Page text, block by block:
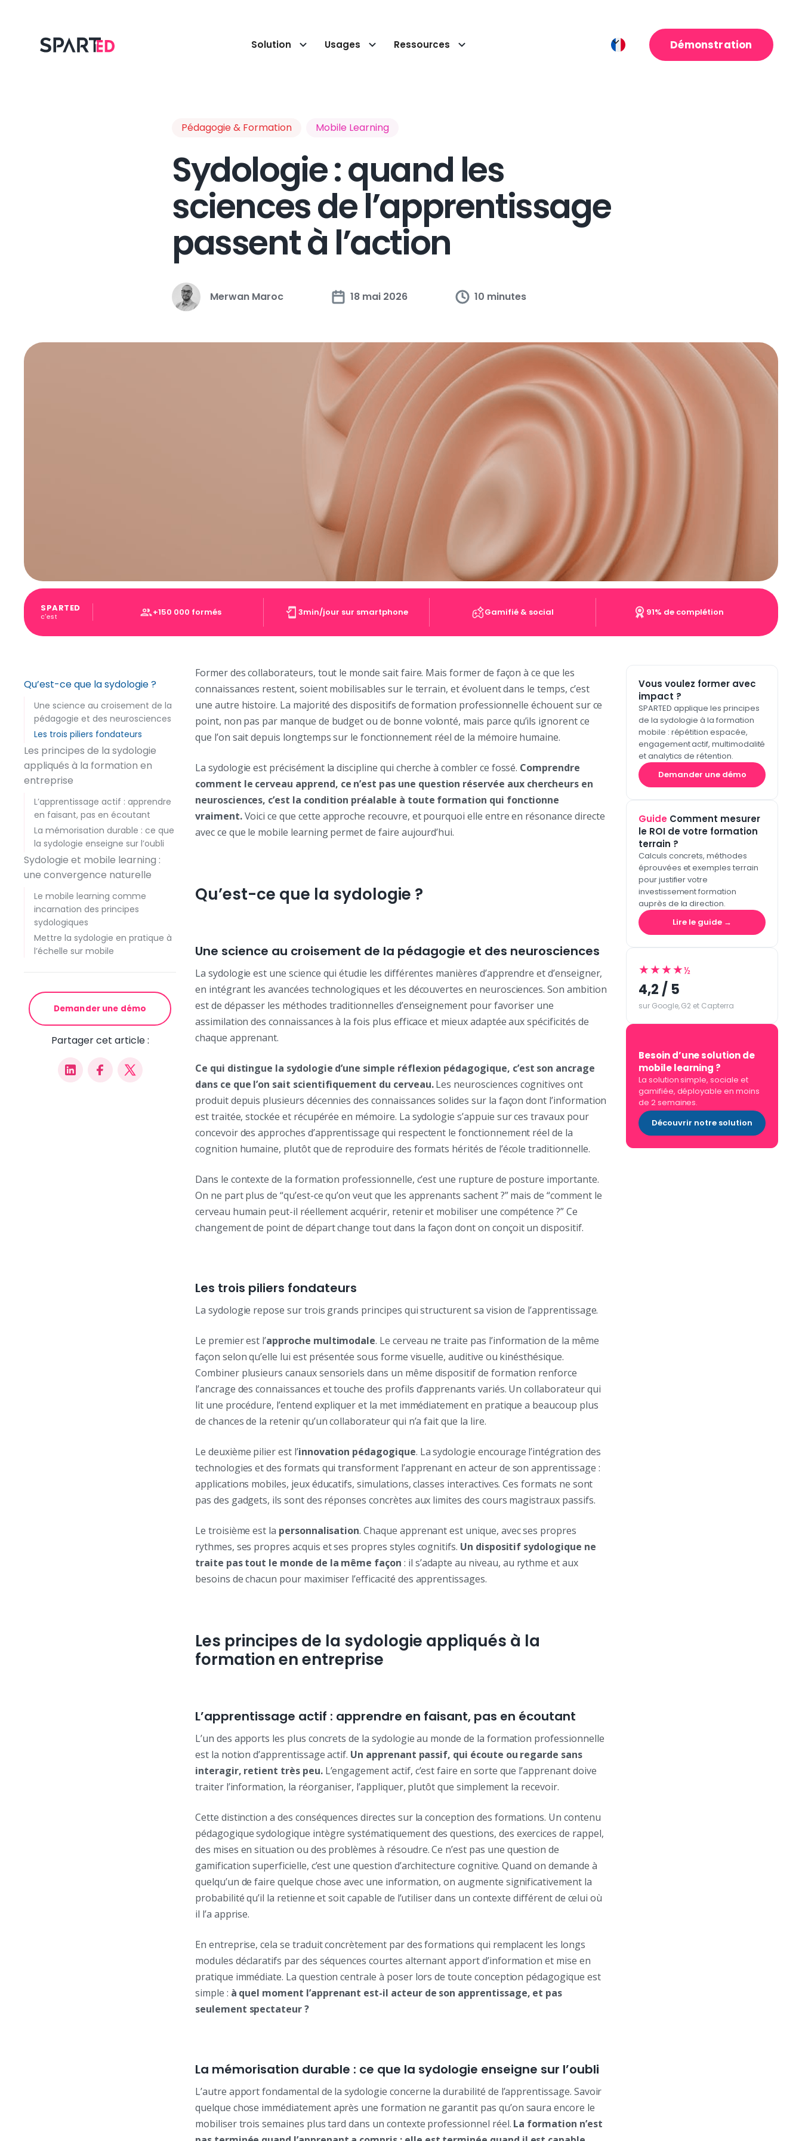
Solution Usages Ressources Démonstration
Pédagogie & Formation Mobile Learning
Sydologie : quand les
sciences de l’apprentissage
passent à l’action
Merwan Maroc 18 mai 2026 10 minutes
SPARTED
c'est +150 000 formés 3min/jour sur smartphone Gamifié & social 91% de complétion
Qu’est-ce que la sydologie ?
Une science au croisement de la
pédagogie et des neurosciences
Les trois piliers fondateurs
Les principes de la sydologie
appliqués à la formation en
entreprise
L’apprentissage actif : apprendre
en faisant, pas en écoutant
La mémorisation durable : ce que
la sydologie enseigne sur l’oubli
Sydologie et mobile learning :
une convergence naturelle
Le mobile learning comme
incarnation des principes
sydologiques
Mettre la sydologie en pratique à
l’échelle sur mobile
Demander une démo
Partager cet article :
Former des collaborateurs, tout le monde sait faire. Mais former de façon à ce que les
connaissances restent, soient mobilisables sur le terrain, et évoluent dans le temps, c’est
une autre histoire. La majorité des dispositifs de formation professionnelle échouent sur ce
point, non pas par manque de budget ou de bonne volonté, mais parce qu’ils ignorent ce
que l’on sait depuis longtemps sur le fonctionnement réel de la mémoire humaine.
La sydologie est précisément la discipline qui cherche à combler ce fossé. Comprendre
comment le cerveau apprend, ce n’est pas une question réservée aux chercheurs en
neurosciences, c’est la condition préalable à toute formation qui fonctionne
vraiment.Voici ce que cette approche recouvre, et pourquoi elle entre en résonance directe
avec ce que le mobile learning permet de faire aujourd’hui.
Qu’est-ce que la sydologie ?
Une science au croisement de la pédagogie et des neurosciences
La sydologie est une science qui étudie les différentes manières d’apprendre et d’enseigner,
en intégrant les avancées technologiques et les découvertes en neurosciences. Son ambition
est de dépasser les méthodes traditionnelles d’enseignement pour favoriser une
assimilation des connaissances à la fois plus efficace et mieux adaptée aux spécificités de
chaque apprenant.
Ce qui distingue la sydologie d’une simple réflexion pédagogique, c’est son ancrage
dans ce que l’on sait scientifiquement du cerveau.Les neurosciences cognitives ont
produit depuis plusieurs décennies des connaissances solides sur la façon dont l’information
est traitée, stockée et récupérée en mémoire. La sydologie s’appuie sur ces travaux pour
concevoir des approches d’apprentissage qui respectent le fonctionnement réel de la
cognition humaine, plutôt que de reproduire des formats hérités de l’école traditionnelle.
Dans le contexte de la formation professionnelle, c’est une rupture de posture importante.
On ne part plus de “qu’est-ce qu’on veut que les apprenants sachent ?” mais de “comment le
cerveau humain peut-il réellement acquérir, retenir et mobiliser une compétence ?” Ce
changement de point de départ change tout dans la façon dont on conçoit un dispositif.
Les trois piliers fondateurs
La sydologie repose sur trois grands principes qui structurent sa vision de l’apprentissage.
Le premier est l’approche multimodale. Le cerveau ne traite pas l’information de la même
façon selon qu’elle lui est présentée sous forme visuelle, auditive ou kinésthésique.
Combiner plusieurs canaux sensoriels dans un même dispositif de formation renforce
l’ancrage des connaissances et touche des profils d’apprenants variés. Un collaborateur qui
lit une procédure, l’entend expliquer et la met immédiatement en pratique a beaucoup plus
de chances de la retenir qu’un collaborateur qui n’a fait que la lire.
Le deuxième pilier est l’innovation pédagogique. La sydologie encourage l’intégration des
technologies et des formats qui transforment l’apprenant en acteur de son apprentissage :
applications mobiles, jeux éducatifs, simulations, classes interactives. Ces formats ne sont
pas des gadgets, ils sont des réponses concrètes aux limites des cours magistraux passifs.
Le troisième est la personnalisation. Chaque apprenant est unique, avec ses propres
rythmes, ses propres acquis et ses propres styles cognitifs. Un dispositif sydologique ne
traite pas tout le monde de la même façon : il s’adapte au niveau, au rythme et aux
besoins de chacun pour maximiser l’efficacité des apprentissages.
Les principes de la sydologie appliqués à la
formation en entreprise
L’apprentissage actif : apprendre en faisant, pas en écoutant
L’un des apports les plus concrets de la sydologie au monde de la formation professionnelle
est la notion d’apprentissage actif. Un apprenant passif, qui écoute ou regarde sans
interagir, retient très peu.L’engagement actif, c’est faire en sorte que l’apprenant doive
traiter l’information, la réorganiser, l’appliquer, plutôt que simplement la recevoir.
Cette distinction a des conséquences directes sur la conception des formations. Un contenu
pédagogique sydologique intègre systématiquement des questions, des exercices de rappel,
des mises en situation ou des problèmes à résoudre. Ce n’est pas une question de
gamification superficielle, c’est une question d’architecture cognitive. Quand on demande à
quelqu’un de faire quelque chose avec une information, on augmente significativement la
probabilité qu’il la retienne et soit capable de l’utiliser dans un contexte différent de celui où
il l’a apprise.
En entreprise, cela se traduit concrètement par des formations qui remplacent les longs
modules déclaratifs par des séquences courtes alternant apport d’information et mise en
pratique immédiate. La question centrale à poser lors de toute conception pédagogique est
simple : à quel moment l’apprenant est-il acteur de son apprentissage, et pas
seulement spectateur ?
La mémorisation durable : ce que la sydologie enseigne sur l’oubli
L’autre apport fondamental de la sydologie concerne la durabilité de l’apprentissage. Savoir
quelque chose immédiatement après une formation ne garantit pas qu’on saura encore le
mobiliser trois semaines plus tard dans un contexte professionnel réel. La formation n’est
Vous voulez former avec
impact ?
SPARTED applique les principes
de la sydologie à la formation
mobile : répétition espacée,
engagement actif, multimodalité
et analytics de rétention.
Demander une démo
Guide Comment mesurer
le ROI de votre formation
terrain ?
Calculs concrets, méthodes
éprouvées et exemples terrain
pour justifier votre
investissement formation
auprès de la direction.
Lire le guide →
★★★★½
4,2 / 5
sur Google, G2 et Capterra
Besoin d’une solution de
mobile learning ?
La solution simple, sociale et
gamifiée, déployable en moins
de 2 semaines.
Découvrir notre solution